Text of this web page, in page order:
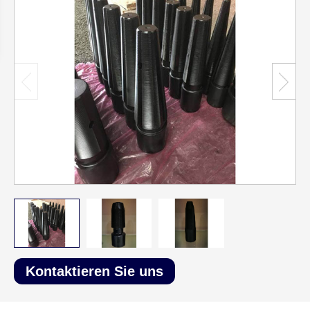
Kontaktieren Sie uns